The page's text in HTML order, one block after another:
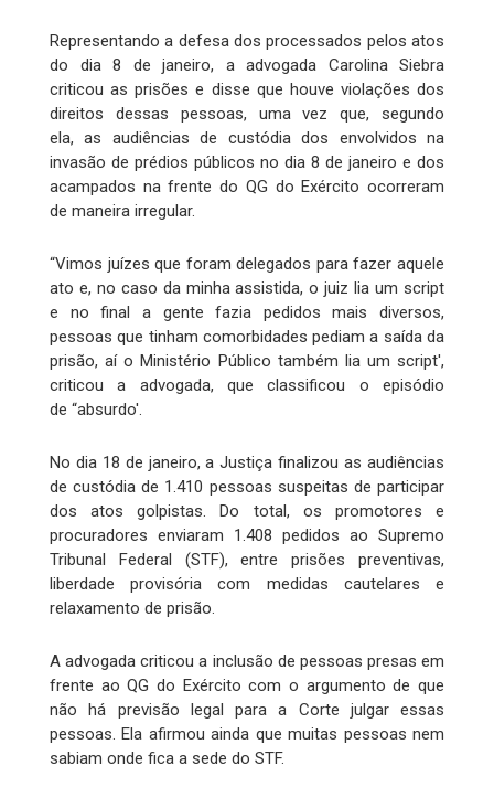
Representando a defesa dos processados pelos atos
do dia 8 de janeiro, a advogada Carolina Siebra
criticou as prisões e disse que houve violações dos
direitos dessas pessoas, uma vez que, segundo
ela, as audiências de custódia dos envolvidos na
invasão de prédios públicos no dia 8 de janeiro e dos
acampados na frente do QG do Exército ocorreram
de maneira irregular.
“Vimos juízes que foram delegados para fazer aquele
ato e, no caso da minha assistida, o juiz lia um script
e no final a gente fazia pedidos mais diversos,
pessoas que tinham comorbidades pediam a saída da
prisão, aí o Ministério Público também lia um script',
criticou a advogada, que classificou o episódio
de “absurdo'.
No dia 18 de janeiro, a Justiça finalizou as audiências
de custódia de 1.410 pessoas suspeitas de participar
dos atos golpistas. Do total, os promotores e
procuradores enviaram 1.408 pedidos ao Supremo
Tribunal Federal (STF), entre prisões preventivas,
liberdade provisória com medidas cautelares e
relaxamento de prisão.
A advogada criticou a inclusão de pessoas presas em
frente ao QG do Exército com o argumento de que
não há previsão legal para a Corte julgar essas
pessoas. Ela afirmou ainda que muitas pessoas nem
sabiam onde fica a sede do STF.